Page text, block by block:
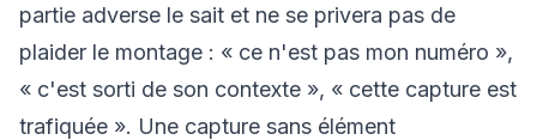
partie adverse le sait et ne se privera pas de
plaider le montage : « ce n'est pas mon numéro »,
« c'est sorti de son contexte », « cette capture est
trafiquée ». Une capture sans élément